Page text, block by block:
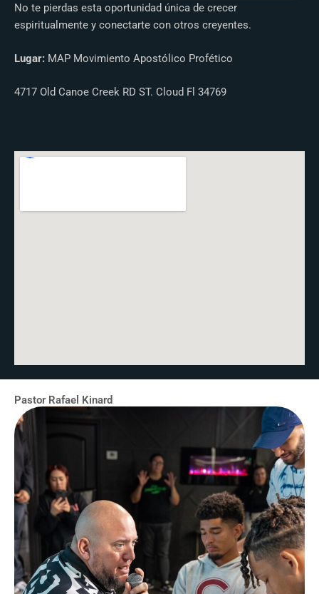
No te pierdas esta oportunidad única de crecer
espiritualmente y conectarte con otros creyentes.
Lugar: MAP Movimiento Apostólico Profético
4717 Old Canoe Creek RD ST. Cloud Fl 34769
Pastor Rafael Kinard